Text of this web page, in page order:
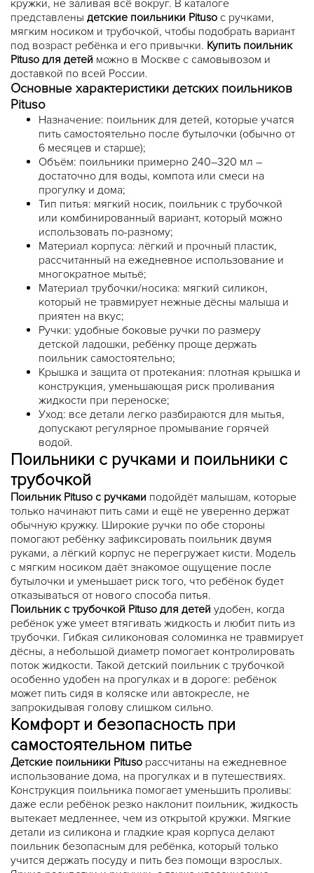
кружки, не заливая всё вокруг. В каталоге
представлены детские поильники Pituso с ручками,
мягким носиком и трубочкой, чтобы подобрать вариант
под возраст ребёнка и его привычки. Купить поильник
Pituso для детей можно в Москве с самовывозом и
доставкой по всей России.
Основные характеристики детских поильников
Pituso
Назначение: поильник для детей, которые учатся
пить самостоятельно после бутылочки (обычно от
6 месяцев и старше);
Объём: поильники примерно 240–320 мл –
достаточно для воды, компота или смеси на
прогулку и дома;
Тип питья: мягкий носик, поильник с трубочкой
или комбинированный вариант, который можно
использовать по-разному;
Материал корпуса: лёгкий и прочный пластик,
рассчитанный на ежедневное использование и
многократное мытьё;
Материал трубочки/носика: мягкий силикон,
который не травмирует нежные дёсны малыша и
приятен на вкус;
Ручки: удобные боковые ручки по размеру
детской ладошки, ребёнку проще держать
поильник самостоятельно;
Крышка и защита от протекания: плотная крышка и
конструкция, уменьшающая риск проливания
жидкости при переноске;
Уход: все детали легко разбираются для мытья,
допускают регулярное промывание горячей
водой.
Поильники с ручками и поильники с
трубочкой
Поильник Pituso с ручками подойдёт малышам, которые
только начинают пить сами и ещё не уверенно держат
обычную кружку. Широкие ручки по обе стороны
помогают ребёнку зафиксировать поильник двумя
руками, а лёгкий корпус не перегружает кисти. Модель
с мягким носиком даёт знакомое ощущение после
бутылочки и уменьшает риск того, что ребёнок будет
отказываться от нового способа питья.
Поильник с трубочкой Pituso для детей удобен, когда
ребёнок уже умеет втягивать жидкость и любит пить из
трубочки. Гибкая силиконовая соломинка не травмирует
дёсны, а небольшой диаметр помогает контролировать
поток жидкости. Такой детский поильник с трубочкой
особенно удобен на прогулках и в дороге: ребёнок
может пить сидя в коляске или автокресле, не
запрокидывая голову слишком сильно.
Комфорт и безопасность при
самостоятельном питье
Детские поильники Pituso рассчитаны на ежедневное
использование дома, на прогулках и в путешествиях.
Конструкция поильника помогает уменьшить проливы:
даже если ребёнок резко наклонит поильник, жидкость
вытекает медленнее, чем из открытой кружки. Мягкие
детали из силикона и гладкие края корпуса делают
поильник безопасным для ребёнка, который только
учится держать посуду и пить без помощи взрослых.